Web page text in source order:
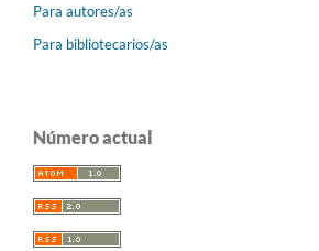
Para autores/as
Para bibliotecarios/as
Número actual